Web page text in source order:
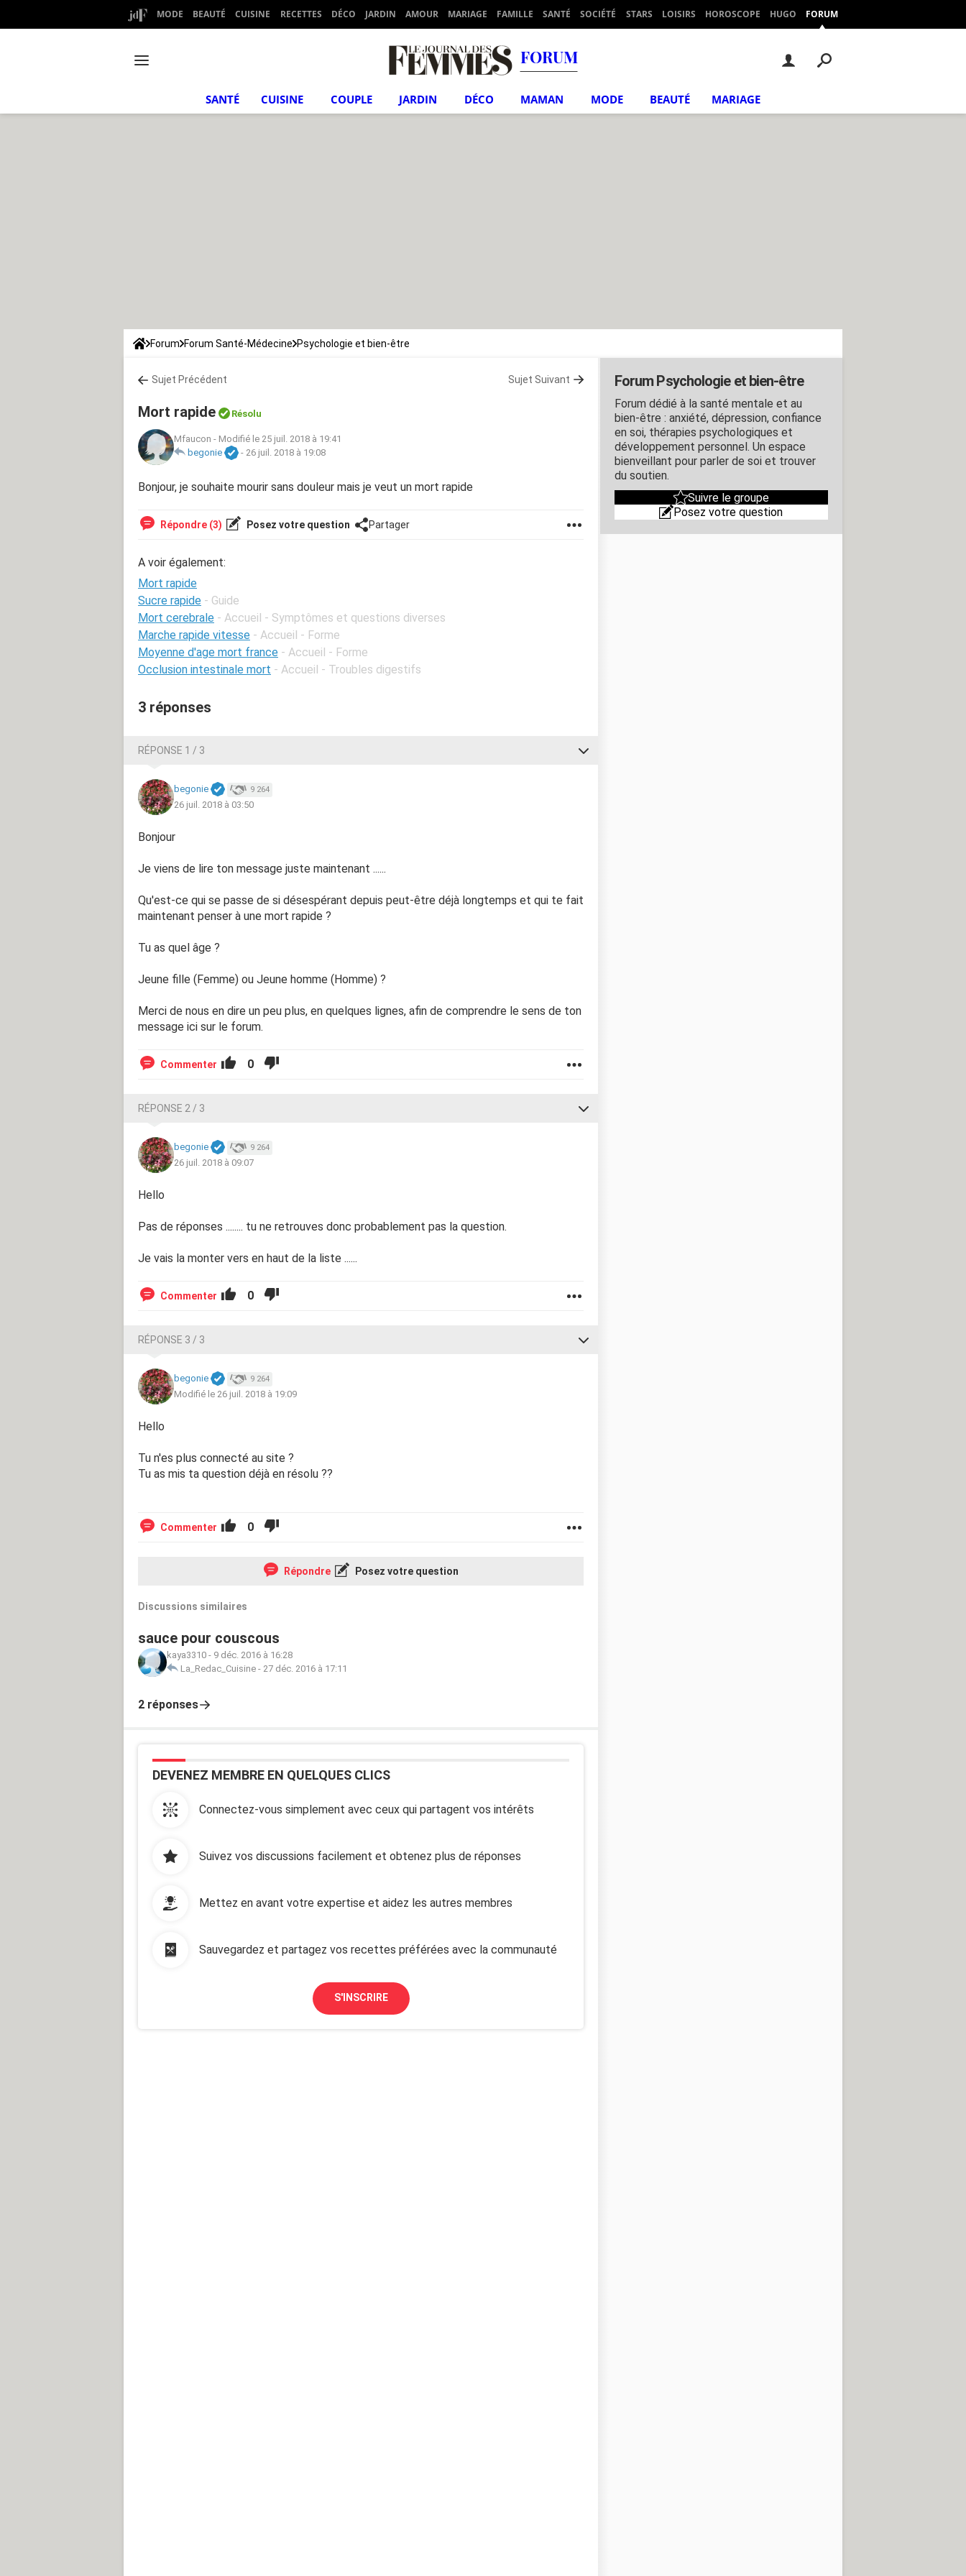
MODE BEAUTÉ CUISINE RECETTES DÉCO JARDIN AMOUR MARIAGE FAMILLE SANTÉ SOCIÉTÉ STARS LOISIRS HOROSCOPE HUGO FORUM
FORUM
SANTÉ CUISINE COUPLE JARDIN DÉCO MAMAN MODE BEAUTÉ MARIAGE
Forum Forum Santé-Médecine Psychologie et bien-être
Sujet Précédent Sujet Suivant
Mort rapide Résolu
Mfaucon - Modifié le 25 juil. 2018 à 19:41
begonie
- 26 juil. 2018 à 19:08
Bonjour, je souhaite mourir sans douleur mais je veut un mort rapide
Répondre (3) Posez votre question Partager
A voir également:
Mort rapide
Sucre rapide - Guide
Mort cerebrale - Accueil - Symptômes et questions diverses
Marche rapide vitesse - Accueil - Forme
Moyenne d'age mort france - Accueil - Forme
Occlusion intestinale mort - Accueil - Troubles digestifs
3 réponses
RÉPONSE 1 / 3
begonie 9 264
26 juil. 2018 à 03:50
Bonjour
Je viens de lire ton message juste maintenant ......
Qu'est-ce qui se passe de si désespérant depuis peut-être déjà longtemps et qui te fait
maintenant penser à une mort rapide ?
Tu as quel âge ?
Jeune fille (Femme) ou Jeune homme (Homme) ?
Merci de nous en dire un peu plus, en quelques lignes, afin de comprendre le sens de ton
message ici sur le forum.
Commenter 0
RÉPONSE 2 / 3
begonie 9 264
26 juil. 2018 à 09:07
Hello
Pas de réponses ........ tu ne retrouves donc probablement pas la question.
Je vais la monter vers en haut de la liste ......
Commenter 0
RÉPONSE 3 / 3
begonie 9 264
Modifié le 26 juil. 2018 à 19:09
Hello
Tu n'es plus connecté au site ?
Tu as mis ta question déjà en résolu ??
Commenter 0
Répondre Posez votre question
Discussions similaires
sauce pour couscous
kaya3310 - 9 déc. 2016 à 16:28
La_Redac_Cuisine - 27 déc. 2016 à 17:11
2 réponses
DEVENEZ MEMBRE EN QUELQUES CLICS
Connectez-vous simplement avec ceux qui partagent vos intérêts
Suivez vos discussions facilement et obtenez plus de réponses
Mettez en avant votre expertise et aidez les autres membres
Sauvegardez et partagez vos recettes préférées avec la communauté
S'INSCRIRE
Forum Psychologie et bien-être
Forum dédié à la santé mentale et au
bien-être : anxiété, dépression, confiance
en soi, thérapies psychologiques et
développement personnel. Un espace
bienveillant pour parler de soi et trouver
du soutien.
Suivre le groupe
Posez votre question